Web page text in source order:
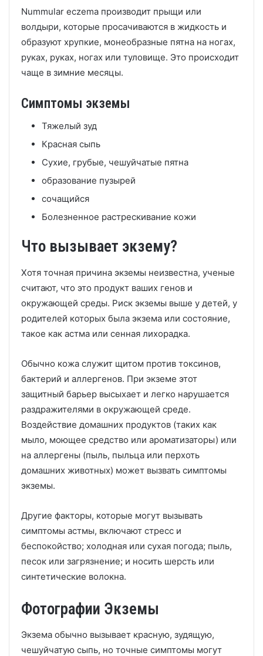
Nummular eczema производит прыщи или
волдыри, которые просачиваются в жидкость и
образуют хрупкие, монеобразные пятна на ногах,
руках, руках, ногах или туловище. Это происходит
чаще в зимние месяцы.
Симптомы экземы
Тяжелый зуд
Красная сыпь
Сухие, грубые, чешуйчатые пятна
образование пузырей
сочащийся
Болезненное растрескивание кожи
Что вызывает экзему?
Хотя точная причина экземы неизвестна, ученые
считают, что это продукт ваших генов и
окружающей среды. Риск экземы выше у детей, у
родителей которых была экзема или состояние,
такое как астма или сенная лихорадка.
Обычно кожа служит щитом против токсинов,
бактерий и аллергенов. При экземе этот
защитный барьер высыхает и легко нарушается
раздражителями в окружающей среде.
Воздействие домашних продуктов (таких как
мыло, моющее средство или ароматизаторы) или
на аллергены (пыль, пыльца или перхоть
домашних животных) может вызвать симптомы
экземы.
Другие факторы, которые могут вызывать
симптомы астмы, включают стресс и
беспокойство; холодная или сухая погода; пыль,
песок или загрязнение; и носить шерсть или
синтетические волокна.
Фотографии Экземы
Экзема обычно вызывает красную, зудящую,
чешуйчатую сыпь, но точные симптомы могут